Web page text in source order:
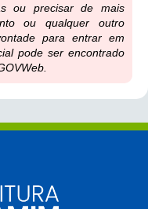
ou precisar de mais
ou qualquer outro
para entrar em
pode ser encontrado